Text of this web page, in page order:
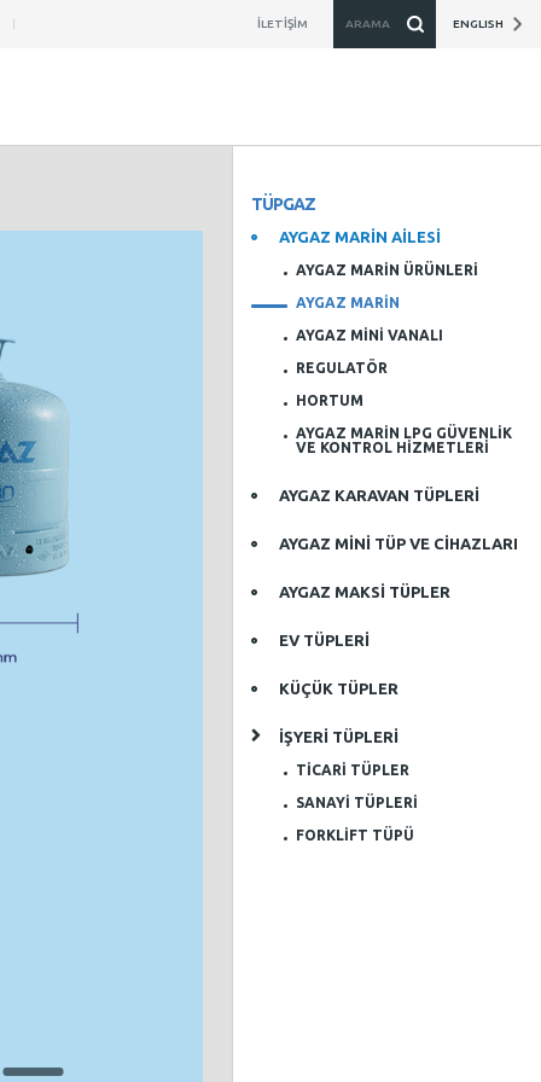
İLETİŞİM ARAMA ENGLISH
TÜPGAZ
AYGAZ MARİN AİLESİ
AYGAZ MARİN ÜRÜNLERİ
AYGAZ MARİN
AYGAZ MİNİ VANALI
REGULATÖR
HORTUM
AYGAZ MARİN LPG GÜVENLİK
VE KONTROL HİZMETLERİ
AYGAZ KARAVAN TÜPLERİ
AYGAZ MİNİ TÜP VE CİHAZLARI
AYGAZ MAKSİ TÜPLER
EV TÜPLERİ
KÜÇÜK TÜPLER
İŞYERİ TÜPLERİ
TİCARİ TÜPLER
SANAYİ TÜPLERİ
FORKLİFT TÜPÜ